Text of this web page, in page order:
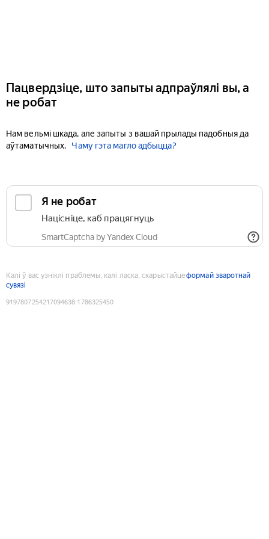
Пацвердзіце, што запыты адпраўлялі вы, а
не робат
Нам вельмі шкада, але запыты з вашай прылады падобныя да
аўтаматычных.
Чаму гэта магло адбыцца?
Я не робат
Націсніце, каб працягнуць
SmartCaptcha by Yandex Cloud
Калі ў вас узніклі праблемы, калі ласка, скарыстайцеформай зваротнай
сувязі
9197807254217094638:1786325450